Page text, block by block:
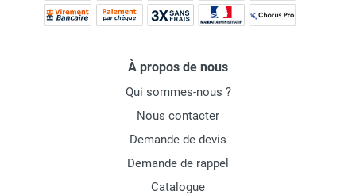
À propos de nous
Qui sommes-nous ?
Nous contacter
Demande de devis
Demande de rappel
Catalogue